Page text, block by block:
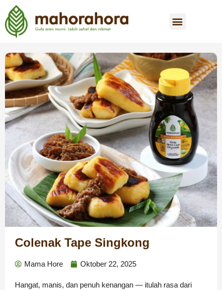
Colenak Tape Singkong
Mama Hore Oktober 22, 2025
Hangat, manis, dan penuh kenangan — itulah rasa dari